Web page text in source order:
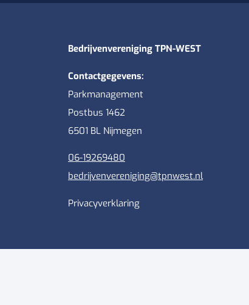
Bedrijvenvereniging TPN-WEST
Contactgegevens:
Parkmanagement
Postbus 1462
6501 BL Nijmegen
06-19269480
bedrijvenvereniging@tpnwest.nl
Privacyverklaring